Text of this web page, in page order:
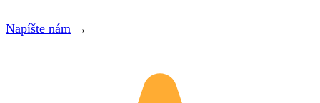
Napíšte nám →